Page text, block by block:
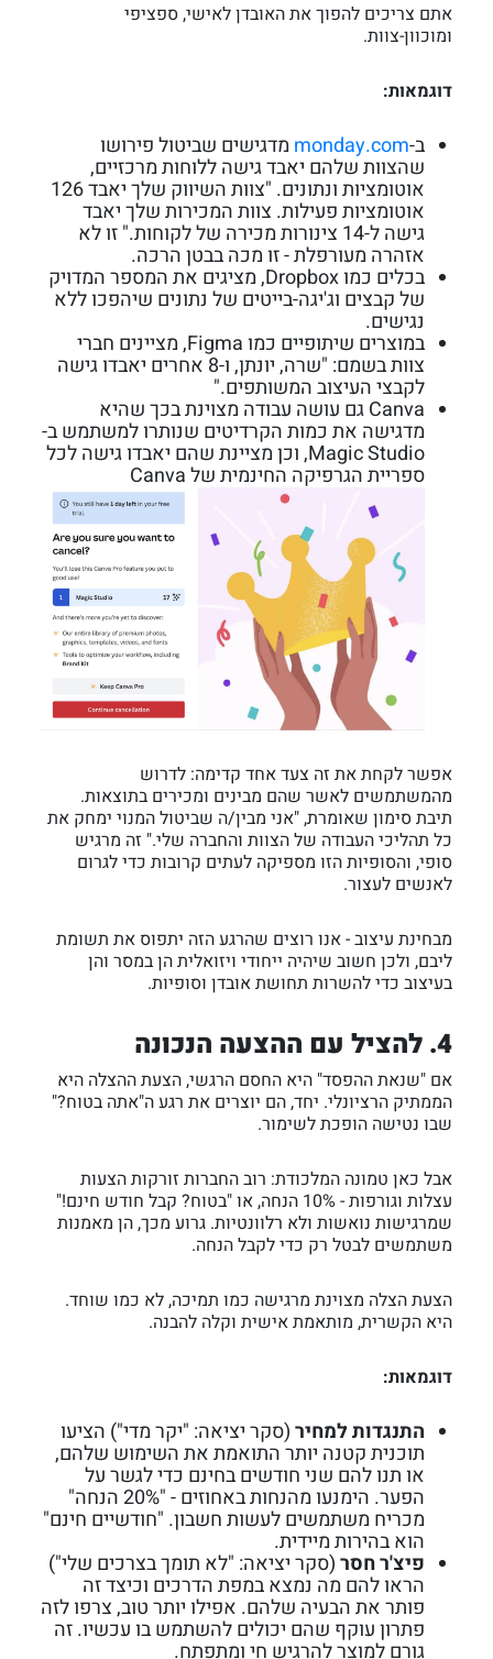
אתם צריכים להפוך את האובדן לאישי, ספציפי
ומוכוון-צוות.
דוגמאות:
ב-monday.com מדגישים שביטול פירושו
שהצוות שלהם יאבד גישה ללוחות מרכזיים,
אוטומציות ונתונים. "צוות השיווק שלך יאבד 126
אוטומציות פעילות. צוות המכירות שלך יאבד
גישה ל-14 צינורות מכירה של לקוחות." זו לא
אזהרה מעורפלת - זו מכה בבטן הרכה.
בכלים כמו Dropbox, מציגים את המספר המדויק
של קבצים וג'יגה-בייטים של נתונים שיהפכו ללא
נגישים.
במוצרים שיתופיים כמו Figma, מציינים חברי
צוות בשמם: "שרה, יונתן, ו-8 אחרים יאבדו גישה
לקבצי העיצוב המשותפים."
Canva גם עושה עבודה מצוינת בכך שהיא
מדגישה את כמות הקרדיטים שנותרו למשתמש ב-
Magic Studio, וכן מציינת שהם יאבדו גישה לכל
ספריית הגרפיקה החינמית של Canva
אפשר לקחת את זה צעד אחד קדימה: לדרוש
מהמשתמשים לאשר שהם מבינים ומכירים בתוצאות.
תיבת סימון שאומרת, "אני מבין/ה שביטול המנוי ימחק את
כל תהליכי העבודה של הצוות והחברה שלי." זה מרגיש
סופי, והסופיות הזו מספיקה לעתים קרובות כדי לגרום
לאנשים לעצור.
מבחינת עיצוב - אנו רוצים שהרגע הזה יתפוס את תשומת
ליבם, ולכן חשוב שיהיה ייחודי ויזואלית הן במסר והן
בעיצוב כדי להשרות תחושת אובדן וסופיות.
4. להציל עם ההצעה הנכונה
אם "שנאת ההפסד" היא החסם הרגשי, הצעת ההצלה היא
הממתיק הרציונלי. יחד, הם יוצרים את רגע ה"אתה בטוח?"
שבו נטישה הופכת לשימור.
אבל כאן טמונה המלכודת: רוב החברות זורקות הצעות
עצלות וגורפות - 10% הנחה, או "בטוח? קבל חודש חינם!"
שמרגישות נואשות ולא רלוונטיות. גרוע מכך, הן מאמנות
משתמשים לבטל רק כדי לקבל הנחה.
הצעת הצלה מצוינת מרגישה כמו תמיכה, לא כמו שוחד.
היא הקשרית, מותאמת אישית וקלה להבנה.
דוגמאות:
התנגדות למחיר(סקר יציאה: "יקר מדי") הציעו
תוכנית קטנה יותר התואמת את השימוש שלהם,
או תנו להם שני חודשים בחינם כדי לגשר על
הפער. הימנעו מהנחות באחוזים - "20% הנחה"
מכריח משתמשים לעשות חשבון. "חודשיים חינם"
הוא בהירות מיידית.
פיצ'ר חסר(סקר יציאה: "לא תומך בצרכים שלי")
הראו להם מה נמצא במפת הדרכים וכיצד זה
פותר את הבעיה שלהם. אפילו יותר טוב, צרפו לזה
פתרון עוקף שהם יכולים להשתמש בו עכשיו. זה
גורם למוצר להרגיש חי ומתפתח.